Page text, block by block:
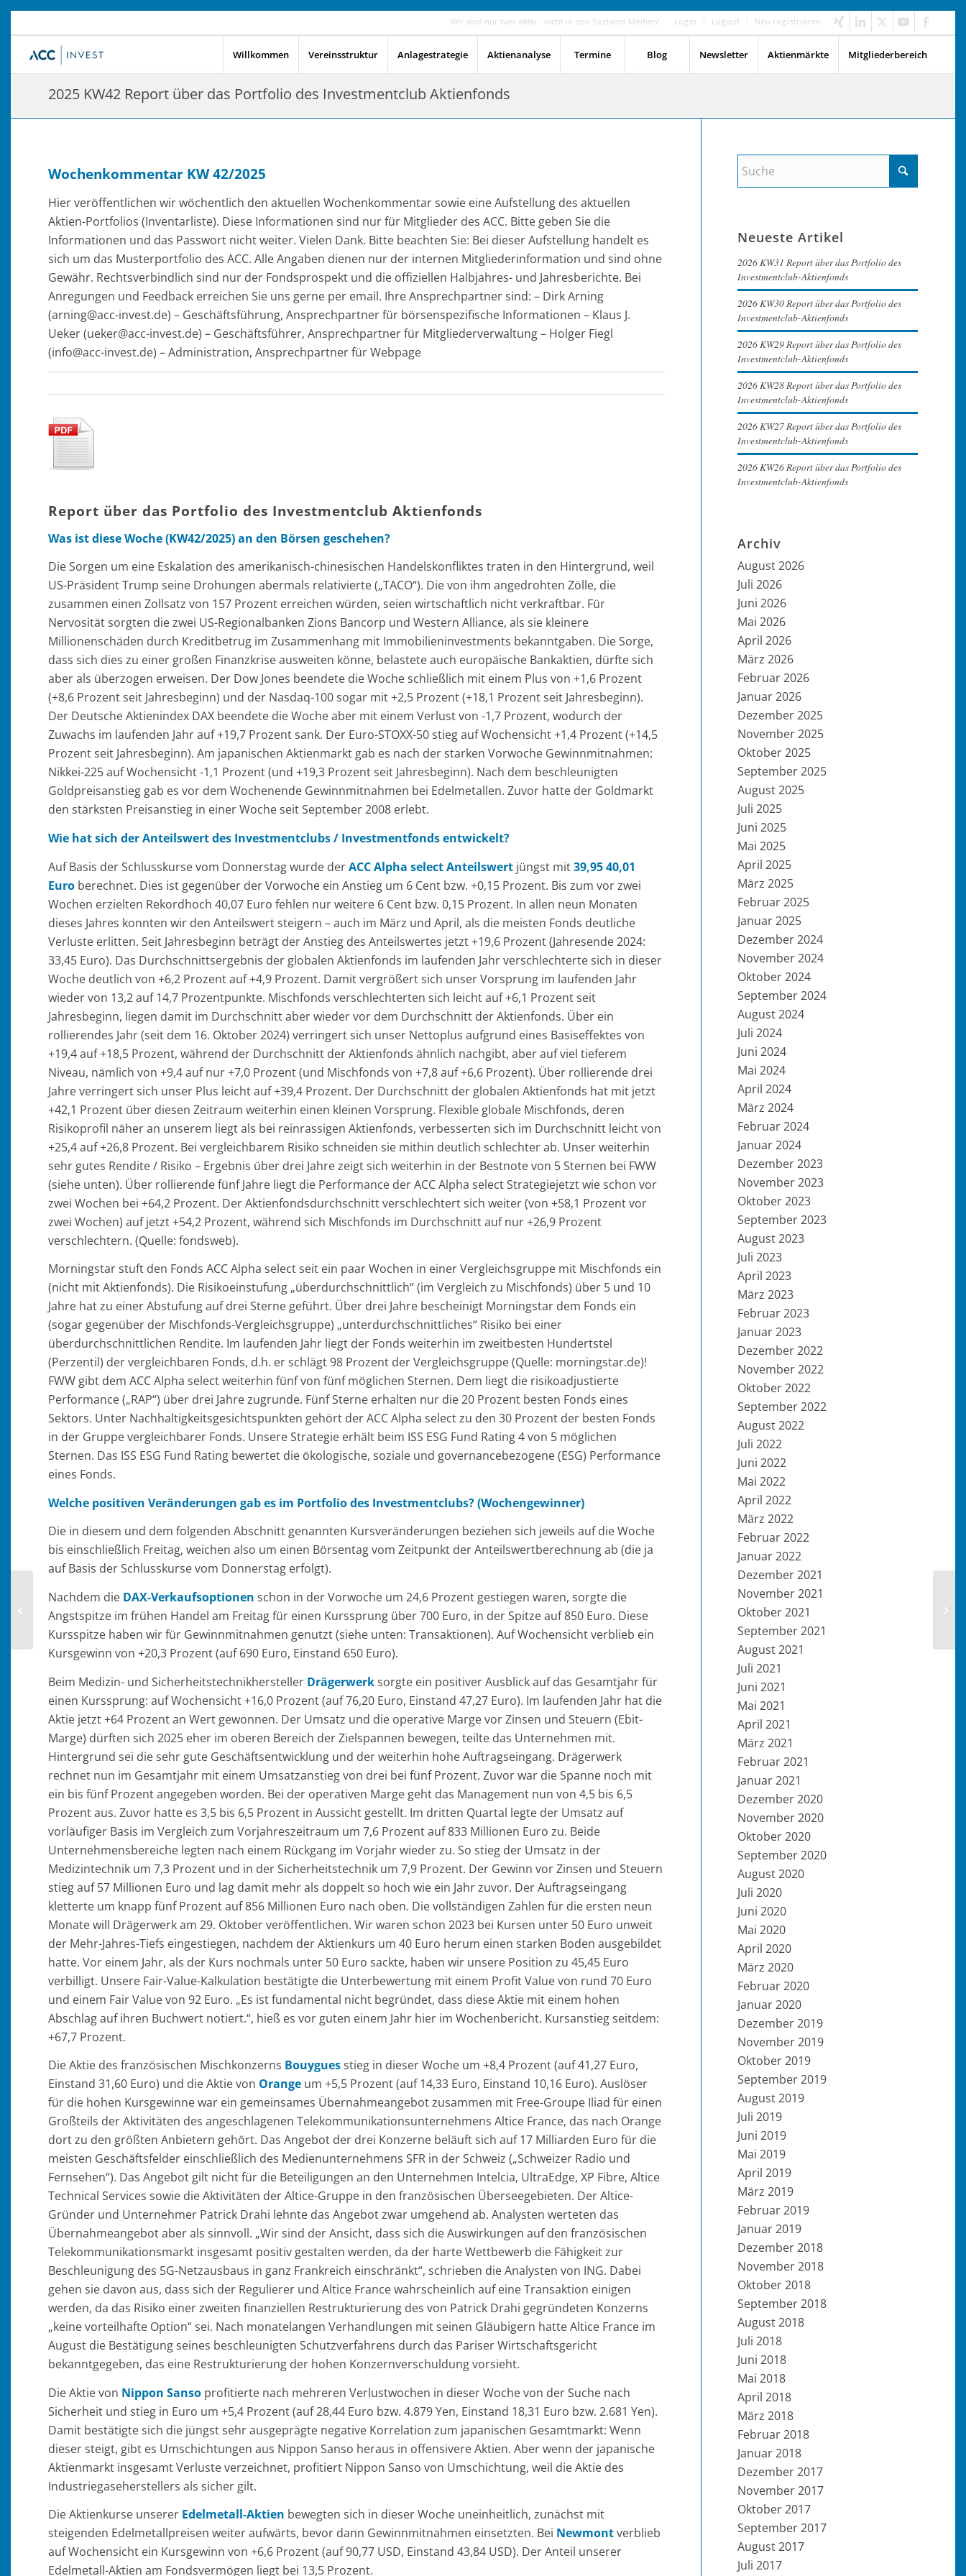
Login Logout Neu registrieren
Wir sind nur hier aktiv - nicht in den Sozialen Medien!
Willkommen Vereinsstruktur Anlagestrategie Aktienanalyse Termine Blog Newsletter Aktienmärkte Mitgliederbereich
2025 KW42 Report über das Portfolio des Investmentclub Aktienfonds
Wochenkommentar KW 42/2025
Hier veröffentlichen wir wöchentlich den aktuellen Wochenkommentar sowie eine Aufstellung des aktuellen
Aktien-Portfolios (Inventarliste). Diese Informationen sind nur für Mitglieder des ACC. Bitte geben Sie die
Informationen und das Passwort nicht weiter. Vielen Dank. Bitte beachten Sie: Bei dieser Aufstellung handelt es
sich um das Musterportfolio des ACC. Alle Angaben dienen nur der internen Mitgliederinformation und sind ohne
Gewähr. Rechtsverbindlich sind nur der Fondsprospekt und die offiziellen Halbjahres- und Jahresberichte. Bei
Anregungen und Feedback erreichen Sie uns gerne per email. Ihre Ansprechpartner sind: – Dirk Arning
(arning@acc-invest.de) – Geschäftsführung, Ansprechpartner für börsenspezifische Informationen – Klaus J.
Ueker (ueker@acc-invest.de) – Geschäftsführer, Ansprechpartner für Mitgliederverwaltung – Holger Fiegl
(info@acc-invest.de) – Administration, Ansprechpartner für Webpage
Report über das Portfolio des Investmentclub Aktienfonds
Was ist diese Woche (KW42/2025) an den Börsen geschehen?
Die Sorgen um eine Eskalation des amerikanisch-chinesischen Handelskonfliktes traten in den Hintergrund, weil
US-Präsident Trump seine Drohungen abermals relativierte („TACO“). Die von ihm angedrohten Zölle, die
zusammen einen Zollsatz von 157 Prozent erreichen würden, seien wirtschaftlich nicht verkraftbar. Für
Nervosität sorgten die zwei US-Regionalbanken Zions Bancorp und Western Alliance, als sie kleinere
Millionenschäden durch Kreditbetrug im Zusammenhang mit Immobilieninvestments bekanntgaben. Die Sorge,
dass sich dies zu einer großen Finanzkrise ausweiten könne, belastete auch europäische Bankaktien, dürfte sich
aber als überzogen erweisen. Der Dow Jones beendete die Woche schließlich mit einem Plus von +1,6 Prozent
(+8,6 Prozent seit Jahresbeginn) und der Nasdaq-100 sogar mit +2,5 Prozent (+18,1 Prozent seit Jahresbeginn).
Der Deutsche Aktienindex DAX beendete die Woche aber mit einem Verlust von -1,7 Prozent, wodurch der
Zuwachs im laufenden Jahr auf +19,7 Prozent sank. Der Euro-STOXX-50 stieg auf Wochensicht +1,4 Prozent (+14,5
Prozent seit Jahresbeginn). Am japanischen Aktienmarkt gab es nach der starken Vorwoche Gewinnmitnahmen:
Nikkei-225 auf Wochensicht -1,1 Prozent (und +19,3 Prozent seit Jahresbeginn). Nach dem beschleunigten
Goldpreisanstieg gab es vor dem Wochenende Gewinnmitnahmen bei Edelmetallen. Zuvor hatte der Goldmarkt
den stärksten Preisanstieg in einer Woche seit September 2008 erlebt.
Wie hat sich der Anteilswert des Investmentclubs / Investmentfonds entwickelt?
Auf Basis der Schlusskurse vom Donnerstag wurde derACC Alpha select Anteilswert jüngst mit39,95 40,01
Euro berechnet. Dies ist gegenüber der Vorwoche ein Anstieg um 6 Cent bzw. +0,15 Prozent. Bis zum vor zwei
Wochen erzielten Rekordhoch 40,07 Euro fehlen nur weitere 6 Cent bzw. 0,15 Prozent. In allen neun Monaten
dieses Jahres konnten wir den Anteilswert steigern – auch im März und April, als die meisten Fonds deutliche
Verluste erlitten. Seit Jahresbeginn beträgt der Anstieg des Anteilswertes jetzt +19,6 Prozent (Jahresende 2024:
33,45 Euro). Das Durchschnittsergebnis der globalen Aktienfonds im laufenden Jahr verschlechterte sich in dieser
Woche deutlich von +6,2 Prozent auf +4,9 Prozent. Damit vergrößert sich unser Vorsprung im laufenden Jahr
wieder von 13,2 auf 14,7 Prozentpunkte. Mischfonds verschlechterten sich leicht auf +6,1 Prozent seit
Jahresbeginn, liegen damit im Durchschnitt aber wieder vor dem Durchschnitt der Aktienfonds. Über ein
rollierendes Jahr (seit dem 16. Oktober 2024) verringert sich unser Nettoplus aufgrund eines Basiseffektes von
+19,4 auf +18,5 Prozent, während der Durchschnitt der Aktienfonds ähnlich nachgibt, aber auf viel tieferem
Niveau, nämlich von +9,4 auf nur +7,0 Prozent (und Mischfonds von +7,8 auf +6,6 Prozent). Über rollierende drei
Jahre verringert sich unser Plus leicht auf +39,4 Prozent. Der Durchschnitt der globalen Aktienfonds hat mit jetzt
+42,1 Prozent über diesen Zeitraum weiterhin einen kleinen Vorsprung. Flexible globale Mischfonds, deren
Risikoprofil näher an unserem liegt als bei reinrassigen Aktienfonds, verbesserten sich im Durchschnitt leicht von
+25,4 auf +26,8 Prozent. Bei vergleichbarem Risiko schneiden sie mithin deutlich schlechter ab. Unser weiterhin
sehr gutes Rendite / Risiko – Ergebnis über drei Jahre zeigt sich weiterhin in der Bestnote von 5 Sternen bei FWW
(siehe unten). Über rollierende fünf Jahre liegt die Performance der ACC Alpha select Strategiejetzt wie schon vor
zwei Wochen bei +64,2 Prozent. Der Aktienfondsdurchschnitt verschlechtert sich weiter (von +58,1 Prozent vor
zwei Wochen) auf jetzt +54,2 Prozent, während sich Mischfonds im Durchschnitt auf nur +26,9 Prozent
verschlechtern. (Quelle: fondsweb).
Morningstar stuft den Fonds ACC Alpha select seit ein paar Wochen in einer Vergleichsgruppe mit Mischfonds ein
(nicht mit Aktienfonds). Die Risikoeinstufung „überdurchschnittlich“ (im Vergleich zu Mischfonds) über 5 und 10
Jahre hat zu einer Abstufung auf drei Sterne geführt. Über drei Jahre bescheinigt Morningstar dem Fonds ein
(sogar gegenüber der Mischfonds-Vergleichsgruppe) „unterdurchschnittliches“ Risiko bei einer
überdurchschnittlichen Rendite. Im laufenden Jahr liegt der Fonds weiterhin im zweitbesten Hundertstel
(Perzentil) der vergleichbaren Fonds, d.h. er schlägt 98 Prozent der Vergleichsgruppe (Quelle: morningstar.de)!
FWW gibt dem ACC Alpha select weiterhin fünf von fünf möglichen Sternen. Dem liegt die risikoadjustierte
Performance („RAP“) über drei Jahre zugrunde. Fünf Sterne erhalten nur die 20 Prozent besten Fonds eines
Sektors. Unter Nachhaltigkeitsgesichtspunkten gehört der ACC Alpha select zu den 30 Prozent der besten Fonds
in der Gruppe vergleichbarer Fonds. Unsere Strategie erhält beim ISS ESG Fund Rating 4 von 5 möglichen
Sternen. Das ISS ESG Fund Rating bewertet die ökologische, soziale und governancebezogene (ESG) Performance
eines Fonds.
Welche positiven Veränderungen gab es im Portfolio des Investmentclubs? (Wochengewinner)
Die in diesem und dem folgenden Abschnitt genannten Kursveränderungen beziehen sich jeweils auf die Woche
bis einschließlich Freitag, weichen also um einen Börsentag vom Zeitpunkt der Anteilswertberechnung ab (die ja
auf Basis der Schlusskurse vom Donnerstag erfolgt).
Nachdem die DAX-Verkaufsoptionen schon in der Vorwoche um 24,6 Prozent gestiegen waren, sorgte die
Angstspitze im frühen Handel am Freitag für einen Kurssprung über 700 Euro, in der Spitze auf 850 Euro. Diese
Kursspitze haben wir für Gewinnmitnahmen genutzt (siehe unten: Transaktionen). Auf Wochensicht verblieb ein
Kursgewinn von +20,3 Prozent (auf 690 Euro, Einstand 650 Euro).
Beim Medizin- und Sicherheitstechnikhersteller Drägerwerksorgte ein positiver Ausblick auf das Gesamtjahr für
einen Kurssprung: auf Wochensicht +16,0 Prozent (auf 76,20 Euro, Einstand 47,27 Euro). Im laufenden Jahr hat die
Aktie jetzt +64 Prozent an Wert gewonnen. Der Umsatz und die operative Marge vor Zinsen und Steuern (Ebit-
Marge) dürften sich 2025 eher im oberen Bereich der Zielspannen bewegen, teilte das Unternehmen mit.
Hintergrund sei die sehr gute Geschäftsentwicklung und der weiterhin hohe Auftragseingang. Drägerwerk
rechnet nun im Gesamtjahr mit einem Umsatzanstieg von drei bei fünf Prozent. Zuvor war die Spanne noch mit
ein bis fünf Prozent angegeben worden. Bei der operativen Marge geht das Management nun von 4,5 bis 6,5
Prozent aus. Zuvor hatte es 3,5 bis 6,5 Prozent in Aussicht gestellt. Im dritten Quartal legte der Umsatz auf
vorläufiger Basis im Vergleich zum Vorjahreszeitraum um 7,6 Prozent auf 833 Millionen Euro zu. Beide
Unternehmensbereiche legten nach einem Rückgang im Vorjahr wieder zu. So stieg der Umsatz in der
Medizintechnik um 7,3 Prozent und in der Sicherheitstechnik um 7,9 Prozent. Der Gewinn vor Zinsen und Steuern
stieg auf 57 Millionen Euro und lag damit mehr als doppelt so hoch wie ein Jahr zuvor. Der Auftragseingang
kletterte um knapp fünf Prozent auf 856 Millionen Euro nach oben. Die vollständigen Zahlen für die ersten neun
Monate will Drägerwerk am 29. Oktober veröffentlichen. Wir waren schon 2023 bei Kursen unter 50 Euro unweit
der Mehr-Jahres-Tiefs eingestiegen, nachdem der Aktienkurs um 40 Euro herum einen starken Boden ausgebildet
hatte. Vor einem Jahr, als der Kurs nochmals unter 50 Euro sackte, haben wir unsere Position zu 45,45 Euro
verbilligt. Unsere Fair-Value-Kalkulation bestätigte die Unterbewertung mit einem Profit Value von rund 70 Euro
und einem Fair Value von 92 Euro. „Es ist fundamental nicht begründet, dass diese Aktie mit einem hohen
Abschlag auf ihren Buchwert notiert.“, hieß es vor guten einem Jahr hier im Wochenbericht. Kursanstieg seitdem:
+67,7 Prozent.
Die Aktie des französischen Mischkonzerns Bouyguesstieg in dieser Woche um +8,4 Prozent (auf 41,27 Euro,
Einstand 31,60 Euro) und die Aktie von Orange um +5,5 Prozent (auf 14,33 Euro, Einstand 10,16 Euro). Auslöser
für die hohen Kursgewinne war ein gemeinsames Übernahmeangebot zusammen mit Free-Groupe Iliad für einen
Großteils der Aktivitäten des angeschlagenen Telekommunikationsunternehmens Altice France, das nach Orange
dort zu den größten Anbietern gehört. Das Angebot der drei Konzerne beläuft sich auf 17 Milliarden Euro für die
meisten Geschäftsfelder einschließlich des Medienunternehmens SFR in der Schweiz („Schweizer Radio und
Fernsehen“). Das Angebot gilt nicht für die Beteiligungen an den Unternehmen Intelcia, UltraEdge, XP Fibre, Altice
Technical Services sowie die Aktivitäten der Altice-Gruppe in den französischen Überseegebieten. Der Altice-
Gründer und Unternehmer Patrick Drahi lehnte das Angebot zwar umgehend ab. Analysten werteten das
Übernahmeangebot aber als sinnvoll. „Wir sind der Ansicht, dass sich die Auswirkungen auf den französischen
Telekommunikationsmarkt insgesamt positiv gestalten werden, da der harte Wettbewerb die Fähigkeit zur
Beschleunigung des 5G-Netzausbaus in ganz Frankreich einschränkt“, schrieben die Analysten von ING. Dabei
gehen sie davon aus, dass sich der Regulierer und Altice France wahrscheinlich auf eine Transaktion einigen
werden, da das Risiko einer zweiten finanziellen Restrukturierung des von Patrick Drahi gegründeten Konzerns
„keine vorteilhafte Option“ sei. Nach monatelangen Verhandlungen mit seinen Gläubigern hatte Altice France im
August die Bestätigung seines beschleunigten Schutzverfahrens durch das Pariser Wirtschaftsgericht
bekanntgegeben, das eine Restrukturierung der hohen Konzernverschuldung vorsieht.
Die Aktie von Nippon Sanso profitierte nach mehreren Verlustwochen in dieser Woche von der Suche nach
Sicherheit und stieg in Euro um +5,4 Prozent (auf 28,44 Euro bzw. 4.879 Yen, Einstand 18,31 Euro bzw. 2.681 Yen).
Damit bestätigte sich die jüngst sehr ausgeprägte negative Korrelation zum japanischen Gesamtmarkt: Wenn
dieser steigt, gibt es Umschichtungen aus Nippon Sanso heraus in offensivere Aktien. Aber wenn der japanische
Aktienmarkt insgesamt Verluste verzeichnet, profitiert Nippon Sanso von Umschichtung, weil die Aktie des
Industriegaseherstellers als sicher gilt.
Die Aktienkurse unserer Edelmetall-Aktien bewegten sich in dieser Woche uneinheitlich, zunächst mit
steigenden Edelmetallpreisen weiter aufwärts, bevor dann Gewinnmitnahmen einsetzten. Bei Newmontverblieb
auf Wochensicht ein Kursgewinn von +6,6 Prozent (auf 90,77 USD, Einstand 43,84 USD). Der Anteil unserer
Edelmetall-Aktien am Fondsvermögen liegt bei 13,5 Prozent.
Neueste Artikel
2026 KW31 Report über das Portfolio des
Investmentclub-Aktienfonds
2026 KW30 Report über das Portfolio des
Investmentclub-Aktienfonds
2026 KW29 Report über das Portfolio des
Investmentclub-Aktienfonds
2026 KW28 Report über das Portfolio des
Investmentclub-Aktienfonds
2026 KW27 Report über das Portfolio des
Investmentclub-Aktienfonds
2026 KW26 Report über das Portfolio des
Investmentclub-Aktienfonds
Archiv
August 2026
Juli 2026
Juni 2026
Mai 2026
April 2026
März 2026
Februar 2026
Januar 2026
Dezember 2025
November 2025
Oktober 2025
September 2025
August 2025
Juli 2025
Juni 2025
Mai 2025
April 2025
März 2025
Februar 2025
Januar 2025
Dezember 2024
November 2024
Oktober 2024
September 2024
August 2024
Juli 2024
Juni 2024
Mai 2024
April 2024
März 2024
Februar 2024
Januar 2024
Dezember 2023
November 2023
Oktober 2023
September 2023
August 2023
Juli 2023
April 2023
März 2023
Februar 2023
Januar 2023
Dezember 2022
November 2022
Oktober 2022
September 2022
August 2022
Juli 2022
Juni 2022
Mai 2022
April 2022
März 2022
Februar 2022
Januar 2022
Dezember 2021
November 2021
Oktober 2021
September 2021
August 2021
Juli 2021
Juni 2021
Mai 2021
April 2021
März 2021
Februar 2021
Januar 2021
Dezember 2020
November 2020
Oktober 2020
September 2020
August 2020
Juli 2020
Juni 2020
Mai 2020
April 2020
März 2020
Februar 2020
Januar 2020
Dezember 2019
November 2019
Oktober 2019
September 2019
August 2019
Juli 2019
Juni 2019
Mai 2019
April 2019
März 2019
Februar 2019
Januar 2019
Dezember 2018
November 2018
Oktober 2018
September 2018
August 2018
Juli 2018
Juni 2018
Mai 2018
April 2018
März 2018
Februar 2018
Januar 2018
Dezember 2017
November 2017
Oktober 2017
September 2017
August 2017
Juli 2017
2025 KW41 Report über das Portfolio
des Investmentclub Aktienfonds
des